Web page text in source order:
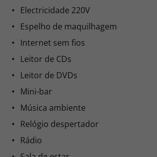
Electricidade 220V
Espelho de maquilhagem
Internet sem fios
Leitor de CDs
Leitor de DVDs
Mini-bar
Música ambiente
Relógio despertador
Rádio